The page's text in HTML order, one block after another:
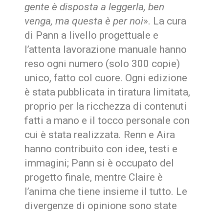
gente è disposta a leggerla, ben
venga, ma questa è per noi». La cura
di Pann a livello progettuale e
l’attenta lavorazione manuale hanno
reso ogni numero (solo 300 copie)
unico, fatto col cuore. Ogni edizione
è stata pubblicata in tiratura limitata,
proprio per la ricchezza di contenuti
fatti a mano e il tocco personale con
cui è stata realizzata. Renn e Aira
hanno contribuito con idee, testi e
immagini; Pann si è occupato del
progetto finale, mentre Claire è
l’anima che tiene insieme il tutto. Le
divergenze di opinione sono state